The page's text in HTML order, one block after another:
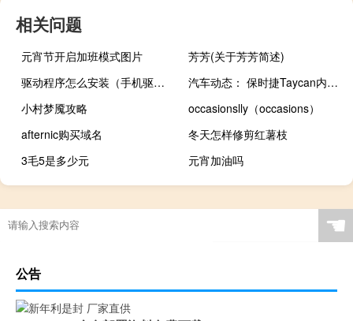
相关问题
元宵节开启加班模式图片
芳芳(关于芳芳简述)
驱动程序怎么安装（手机驱动怎么安装(手机驱动如何安装)）
汽车动态： 保时捷Taycan内饰部分暴露 Apple Music标配
小村梦魇攻略
occasionslly（occasions）
afternic购买域名
冬天怎样修剪红薯枝
3毛5是多少元
元宵加油吗
☚
公告